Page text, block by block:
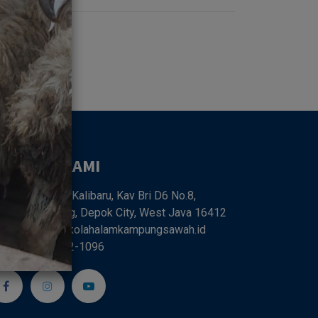
KAMI
Jl. SMPN 6 Kalibaru, Kav Bri D6 No.8,
Cilodong, Depok City, West Java 16412
farm68@sekolahalamkampungsawah.id
62 818-0262-1096